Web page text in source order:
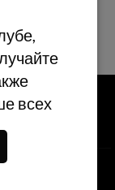
по всей
всех